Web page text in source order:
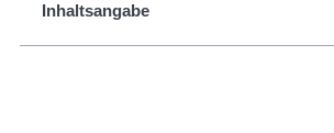
Inhaltsangabe